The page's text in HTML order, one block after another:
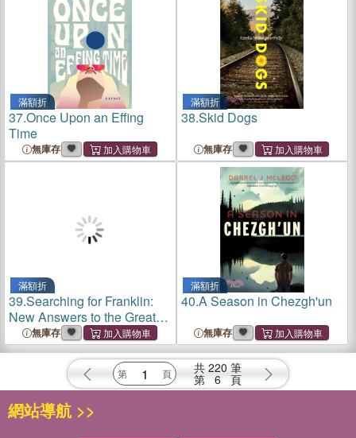
滿額折
37.Once Upon an Effing
Time
無庫存
滿額折
38.Skid Dogs
無庫存
滿額折
39.Searching for Franklin:
New Answers to the Great
Arctic Mystery
無庫存
滿額折
40.A Season in Chezgh'un
無庫存
共 220 筆
第 6 頁
網站導航 >>